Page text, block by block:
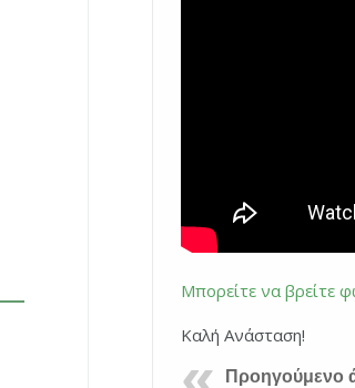
Μπορείτε να βρείτε
Καλή Ανάσταση!
Προηγούμενο